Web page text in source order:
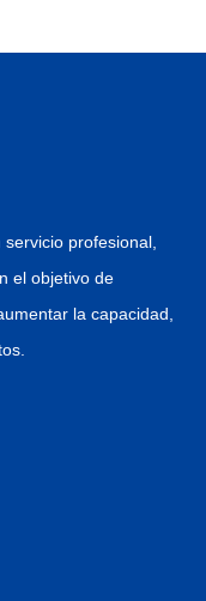
profesional,
el objetivo de
la capacidad,